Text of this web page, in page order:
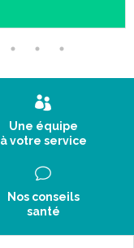
Une équipe
à votre service
Nos conseils
santé